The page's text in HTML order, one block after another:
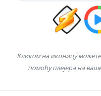
Кликом на иконицу
помоћу плејера на